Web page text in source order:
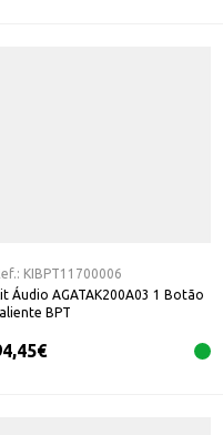
KIBPT11700006
Áudio AGATAK200A03 1 Botão
BPT
€